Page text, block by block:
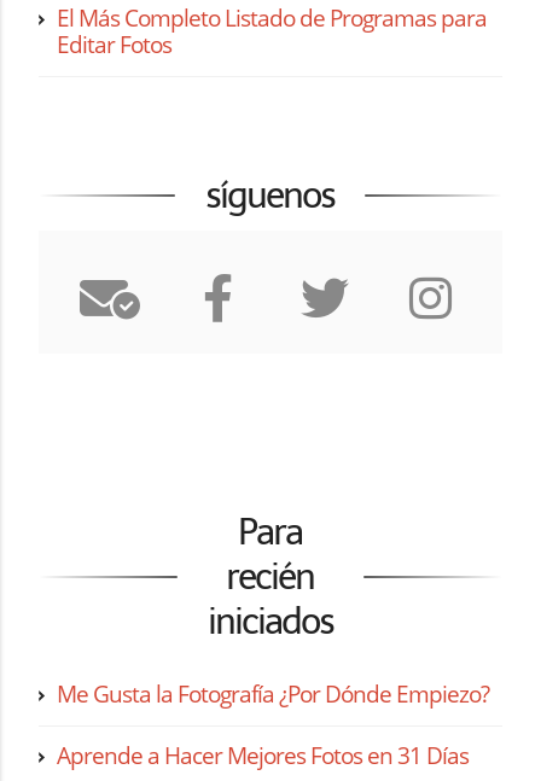
El Más Completo Listado de Programas para
Editar Fotos
síguenos
Para
recién
iniciados
Me Gusta la Fotografía ¿Por Dónde Empiezo?
Aprende a Hacer Mejores Fotos en 31 Días